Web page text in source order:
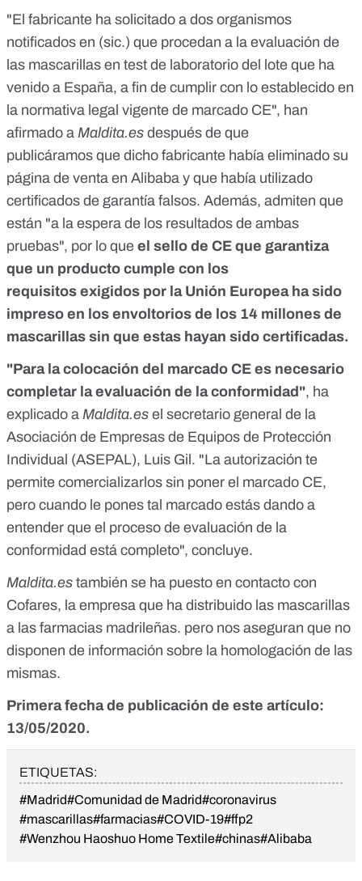
"El fabricante ha solicitado a dos organismos
notificados en (sic.) que procedan a la evaluación de
las mascarillas en test de laboratorio del lote que ha
venido a España, a fin de cumplir con lo establecido en
la normativa legal vigente de marcado CE", han
afirmado a Maldita.es después de que
publicáramos que dicho fabricante había eliminado su
página de venta en Alibaba y que había utilizado
certificados de garantía falsos. Además, admiten que
están "a la espera de los resultados de ambas
pruebas", por lo que el sello de CE que garantiza
que un producto cumple con los
requisitos exigidos por la Unión Europeaha sido
impreso en los envoltorios de los 14 millones de
mascarillas sin que estas hayan sido certificadas.
"Para la colocación del marcado CE es necesario
completar la evaluación de la conformidad", ha
explicado a Maldita.es el secretario general de la
Asociación de Empresas de Equipos de Protección
Individual (ASEPAL), Luis Gil. "La autorización te
permite comercializarlos sin poner el marcado CE,
pero cuando le pones tal marcado estás dando a
entender que el proceso de evaluación de la
conformidad está completo", concluye.
Maldita.es también se ha puesto en contacto con
Cofares, la empresa que ha distribuido las mascarillas
a las farmacias madrileñas. pero nos aseguran que no
disponen de información sobre la homologación de las
mismas.
Primera fecha de publicación de este artículo:
13/05/2020.
ETIQUETAS:
#Madrid#Comunidad de Madrid#coronavirus
#mascarillas#farmacias#COVID-19#ffp2
#Wenzhou Haoshuo Home Textile#chinas#Alibaba